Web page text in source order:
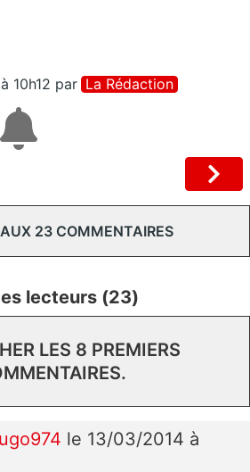
10h12 par La Rédaction
23 COMMENTAIRES
lecteurs (23)
LES 8 PREMIERS
le 13/03/2014 à